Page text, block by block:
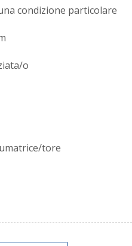
condizione particolare
o
tore